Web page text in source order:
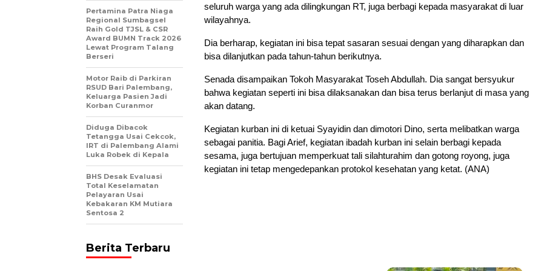
seluruh warga yang ada dilingkungan RT, juga berbagi kepada masyarakat di luar
wilayahnya.
Dia berharap, kegiatan ini bisa tepat sasaran sesuai dengan yang diharapkan dan
bisa dilanjutkan pada tahun-tahun berikutnya.
Senada disampaikan Tokoh Masyarakat Toseh Abdullah. Dia sangat bersyukur
bahwa kegiatan seperti ini bisa dilaksanakan dan bisa terus berlanjut di masa yang
akan datang.
Kegiatan kurban ini di ketuai Syayidin dan dimotori Dino, serta melibatkan warga
sebagai panitia. Bagi Arief, kegiatan ibadah kurban ini selain berbagi kepada
sesama, juga bertujuan memperkuat tali silahturahim dan gotong royong, juga
kegiatan ini tetap mengedepankan protokol kesehatan yang ketat. (ANA)
Pertamina Patra Niaga
Regional Sumbagsel
Raih Gold TJSL & CSR
Award BUMN Track 2026
Lewat Program Talang
Berseri
Motor Raib di Parkiran
RSUD Bari Palembang,
Keluarga Pasien Jadi
Korban Curanmor
Diduga Dibacok
Tetangga Usai Cekcok,
IRT di Palembang Alami
Luka Robek di Kepala
BHS Desak Evaluasi
Total Keselamatan
Pelayaran Usai
Kebakaran KM Mutiara
Sentosa 2
Berita Terbaru